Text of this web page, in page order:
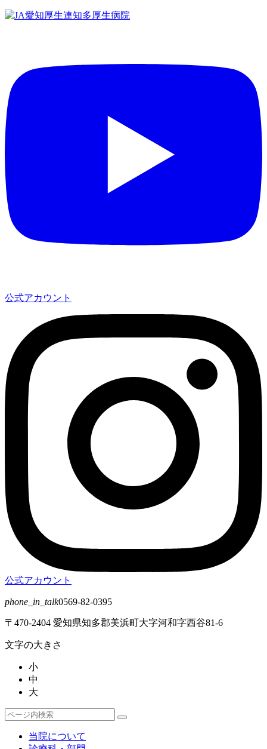
コ
ス
キ
ッ
プ
公式アカウント
公式アカウント
phone_in_talk0569-82-0395
〒470-2404 愛知県知多郡美浜町大字河和字西谷81-6
文字の大きさ
小
中
大
検
検
当院について